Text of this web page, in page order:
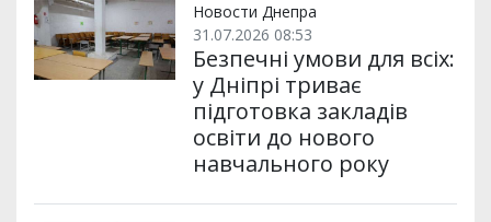
Новости Днепра
31.07.2026 08:53
Безпечні умови для всіх:
у Дніпрі триває
підготовка закладів
освіти до нового
навчального року